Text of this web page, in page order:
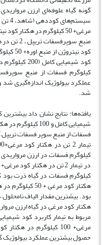
گونه گیاه علوفه‌ای ارزن
کود
کیلوگرم فسفات از منبع
شد.
یافته‌ها: نتایج نشان داد
فسفات از منبع سوپر فسفات تریپل
کیلوگرم فسفات در ارزن
هکتار کود مرغی در گیاه ارزن
حصول بیشترین عملکرد بیولوژیک